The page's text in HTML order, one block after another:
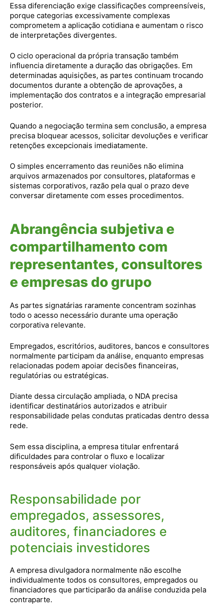
Essa diferenciação exige classificações compreensíveis,
porque categorias excessivamente complexas
comprometem a aplicação cotidiana e aumentam o risco
de interpretações divergentes.
O ciclo operacional da própria transação também
influencia diretamente a duração das obrigações. Em
determinadas aquisições, as partes continuam trocando
documentos durante a obtenção de aprovações, a
implementação dos contratos e a integração empresarial
posterior.
Quando a negociação termina sem conclusão, a empresa
precisa bloquear acessos, solicitar devoluções e verificar
retenções excepcionais imediatamente.
O simples encerramento das reuniões não elimina
arquivos armazenados por consultores, plataformas e
sistemas corporativos, razão pela qual o prazo deve
conversar diretamente com esses procedimentos.
Abrangência subjetiva e
compartilhamento com
representantes, consultores
e empresas do grupo
As partes signatárias raramente concentram sozinhas
todo o acesso necessário durante uma operação
corporativa relevante.
Empregados, escritórios, auditores, bancos e consultores
normalmente participam da análise, enquanto empresas
relacionadas podem apoiar decisões financeiras,
regulatórias ou estratégicas.
Diante dessa circulação ampliada, o NDA precisa
identificar destinatários autorizados e atribuir
responsabilidade pelas condutas praticadas dentro dessa
rede.
Sem essa disciplina, a empresa titular enfrentará
dificuldades para controlar o fluxo e localizar
responsáveis após qualquer violação.
Responsabilidade por
empregados, assessores,
auditores, financiadores e
potenciais investidores
A empresa divulgadora normalmente não escolhe
individualmente todos os consultores, empregados ou
financiadores que participarão da análise conduzida pela
contraparte.